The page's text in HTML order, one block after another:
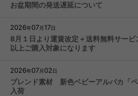
お盆期間の発送遅延について
2026年07月 17日
8月１日より運賃改定＋送料無料サー
以上ご購入対象になります
2026年07月 02 日
ブレンド素材 新色ベビーアルパカ「ペ
入荷